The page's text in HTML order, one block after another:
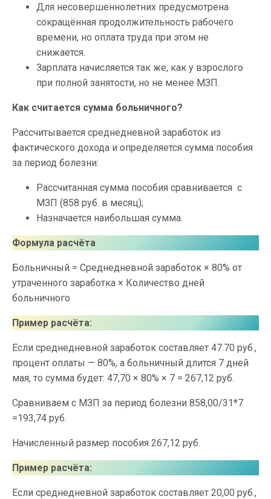
Для несовершеннолетних предусмотрена
сокращённая продолжительность рабочего
времени, но оплата труда при этом не
снижается.
Зарплата начисляется так же, как у взрослого
при полной занятости, но не менее МЗП.
Как считается сумма больничного?
Рассчитывается среднедневной заработок из
фактического дохода и определяется сумма пособия
за период болезни:
Рассчитанная сумма пособия сравнивается с
МЗП (858 руб. в месяц);
Назначается наибольшая сумма.
Формула расчёта
Больничный = Среднедневной заработок × 80% от
утраченного заработка × Количество дней
больничного
Пример расчёта:
Если среднедневной заработок составляет 47.70 руб.,
процент оплаты — 80%, а больничный длится 7 дней
мая, то сумма будет: 47,70 × 80% × 7 = 267,12 руб.
Сравниваем с МЗП за период болезни 858,00/31*7
=193,74 руб.
Начисленный размер пособия 267,12 руб.
Пример расчёта:
Если среднедневной заработок составляет 20,00 руб.,